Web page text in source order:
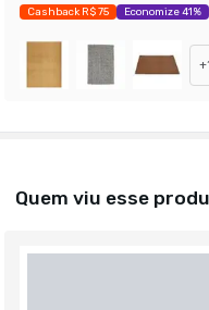
Cashback R$ 75 Economize 41%
+
Quem viu esse